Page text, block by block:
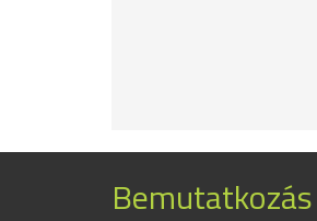
Bemutatkozás